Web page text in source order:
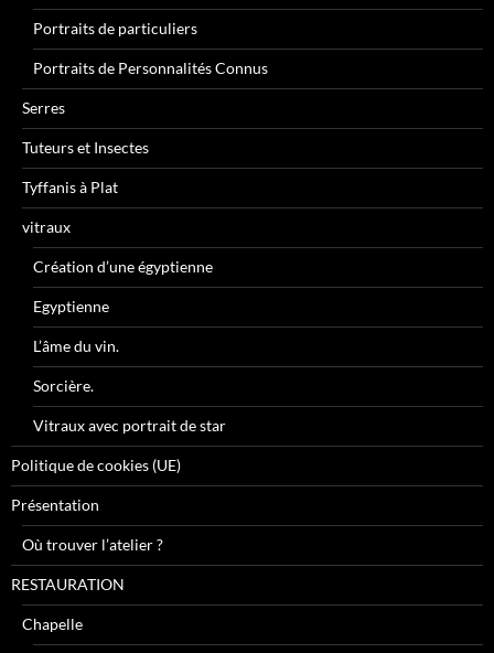
Portraits de particuliers
Portraits de Personnalités Connus
Serres
Tuteurs et Insectes
Tyffanis à Plat
vitraux
Création d’une égyptienne
Egyptienne
L’âme du vin.
Sorcière.
Vitraux avec portrait de star
Politique de cookies (UE)
Présentation
Où trouver l’atelier ?
RESTAURATION
Chapelle